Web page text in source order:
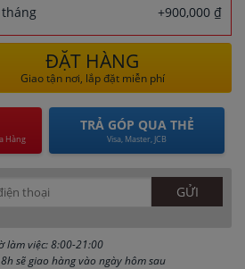
+900,000 ₫
ĐẶT HÀNG
Giao tận nơi, lắp đặt miễn phí
Hàng
TRẢ GÓP QUA THẺ
Visa, Master, JCB
làm việc: 8:00-21:00
sẽ giao hàng vào ngày hôm sau